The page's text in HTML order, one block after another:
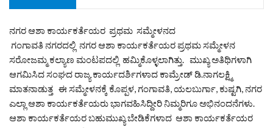
ನಗರ ಆಶಾ ಕಾರ್ಯಕರ್ತೆಯರ ಪ್ರಥಮ ಸಮ್ಮೇಳನದ
ಗಂಗಾವತಿ ನಗರದಲ್ಲಿ ನಗರ ಆಶಾ ಕಾರ್ಯಕರ್ತೆಯರ ಪ್ರಥಮ ಸಮ್ಮೇಳನ
ಸರೋಜಮ್ಮ ಕಲ್ಯಾಣ ಮಂಟಪದಲ್ಲಿ ಹಮ್ಮಿಕೊಳ್ಳಲಾಗಿತ್ತು. ಮುಖ್ಯ ಅತಿಥಿಗಳಾಗಿ
ಆಗಮಿಸಿದ ಸಂಘದ ರಾಜ್ಯ ಕಾರ್ಯದರ್ಶಿಗಳಾದ ಕಾಮ್ರೇಡ್ ಡಿ.ನಾಗಲಕ್ಷ್ಮಿ
ಮಾತನಾಡುತ್ತ ಈ ಸಮ್ಮೇಳನಕ್ಕೆ ಕೊಪ್ಪಳ, ಗಂಗಾವತಿ, ಯಲಬುರ್ಗಾ, ಕುಷ್ಟಗಿ, ನಗರ
ಎಲ್ಲಾ ಆಶಾ ಕಾರ್ಯಕರ್ತೆಯರು ಭಾಗವಹಿಸಿದ್ದೀರಿ ನಿಮ್ಮರಿಗೂ ಅಭಿನಂದನೆಗಳು.
ಆಶಾ ಕಾರ್ಯಕರ್ತೆಯರ ಬಹುಮುಖ್ಯ ಬೇಡಿಕೆಗಳಾದ ಆಶಾ ಕಾರ್ಯಕರ್ತೆಯರ